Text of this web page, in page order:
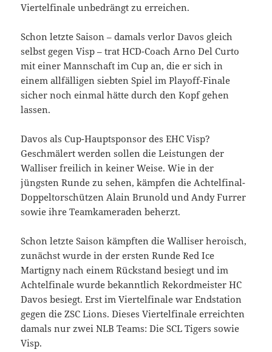
Viertelfinale unbedrängt zu erreichen.
Schon letzte Saison – damals verlor Davos gleich
selbst gegen Visp – trat HCD-Coach Arno Del Curto
mit einer Mannschaft im Cup an, die er sich in
einem allfälligen siebten Spiel im Playoff-Finale
sicher noch einmal hätte durch den Kopf gehen
lassen.
Davos als Cup-Hauptsponsor des EHC Visp?
Geschmälert werden sollen die Leistungen der
Walliser freilich in keiner Weise. Wie in der
jüngsten Runde zu sehen, kämpfen die Achtelfinal-
Doppeltorschützen Alain Brunold und Andy Furrer
sowie ihre Teamkameraden beherzt.
Schon letzte Saison kämpften die Walliser heroisch,
zunächst wurde in der ersten Runde Red Ice
Martigny nach einem Rückstand besiegt und im
Achtelfinale wurde bekanntlich Rekordmeister HC
Davos besiegt. Erst im Viertelfinale war Endstation
gegen die ZSC Lions. Dieses Viertelfinale erreichten
damals nur zwei NLB Teams: Die SCL Tigers sowie
Visp.